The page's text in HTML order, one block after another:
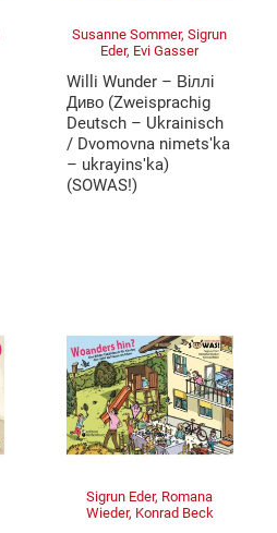
Susanne Sommer, Sigrun
Eder, Evi Gasser
Willi Wunder – Віллі
Диво (Zweisprachig
Deutsch – Ukrainisch
/ Dvomovna nimetsʹka
– ukrayinsʹka)
(SOWAS!)
Sigrun Eder, Romana
Wieder, Konrad Beck